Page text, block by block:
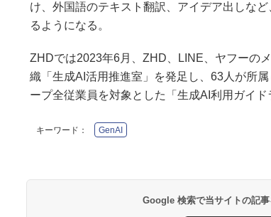
け、外国語のテキスト翻訳、アイデア出しな
るようになる。
ZHDでは2023年6月、ZHD、LINE、ヤフーの
織「生成AI活用推進室」を発足し、63人が所
ープ全従業員を対象とした「生成AI利用ガイド
キーワード： GenAI
Google 検索で当サイトの記